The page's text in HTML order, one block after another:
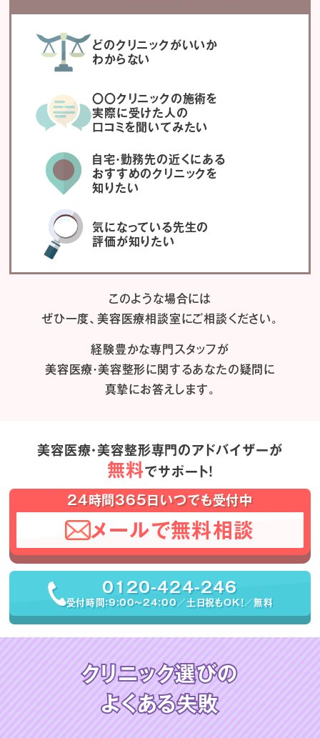
どのクリニックがいいか
わからない
〇〇クリニックの施術を
実際に受けた人の
口コミを聞いてみたい
自宅・勤務先の近くにある
おすすめのクリニックを
知りたい
気になっている先生の
評価が知りたい
このような場合には
ぜひ一度、美容医療相談室にご相談ください。
経験豊かな専門スタッフが
美容医療・美容整形に関するあなたの疑問に
真摯にお答えします。
美容医療・美容整形専門のアドバイザーが
無料でサポート！
24時間365日いつでも受付中
メールで無料相談
0120-424-246
受付時間：9:00〜24:00／土日祝もOK！／無料
クリニック選びの
よくある失敗